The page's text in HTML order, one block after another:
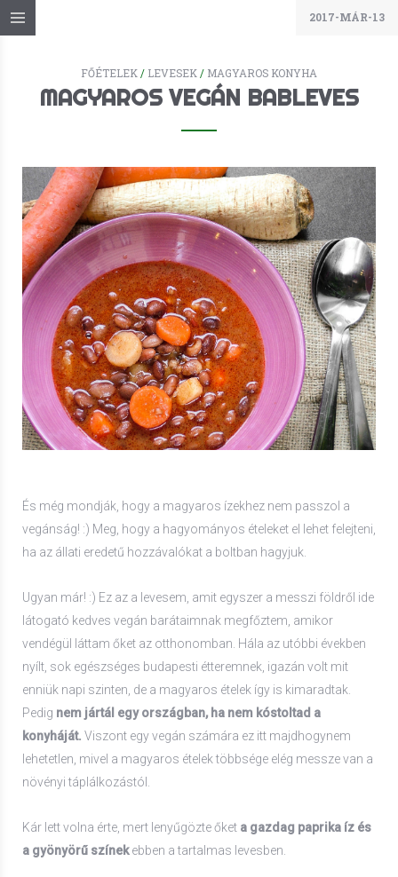
2017-MÁR-13
FŐÉTELEK / LEVESEK / MAGYAROS KONYHA
MAGYAROS VEGÁN BABLEVES
És még mondják, hogy a magyaros ízekhez nem passzol a
vegánság! :) Meg, hogy a hagyományos ételeket el lehet felejteni,
ha az állati eredetű hozzávalókat a boltban hagyjuk.
Ugyan már! :) Ez az a levesem, amit egyszer a messzi földről ide
látogató kedves vegán barátaimnak megfőztem, amikor
vendégül láttam őket az otthonomban. Hála az utóbbi években
nyílt, sok egészséges budapesti étteremnek, igazán volt mit
enniük napi szinten, de a magyaros ételek így is kimaradtak.
Pedig nem jártál egy országban, ha nem kóstoltad a
konyháját. Viszont egy vegán számára ez itt majdhogynem
lehetetlen, mivel a magyaros ételek többsége elég messze van a
növényi táplálkozástól.
Kár lett volna érte, mert lenyűgözte őket a gazdag paprika íz és
a gyönyörű színekebben a tartalmas levesben.